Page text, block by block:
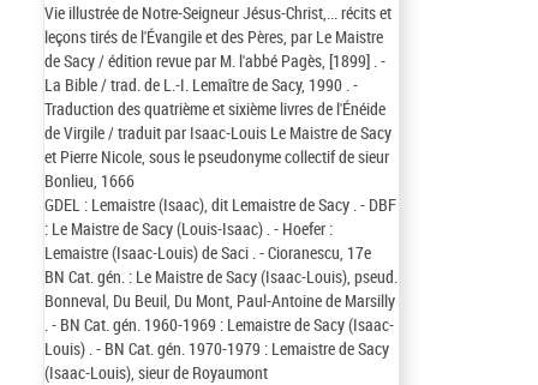
Vie illustrée de Notre-Seigneur Jésus-Christ,... récits et
leçons tirés de l'Évangile et des Pères, par Le Maistre
de Sacy / édition revue par M. l'abbé Pagès, [1899] . -
La Bible / trad. de L.-I. Lemaître de Sacy, 1990 . -
Traduction des quatrième et sixième livres de l'Énéide
de Virgile / traduit par Isaac-Louis Le Maistre de Sacy
et Pierre Nicole, sous le pseudonyme collectif de sieur
Bonlieu, 1666
GDEL : Lemaistre (Isaac), dit Lemaistre de Sacy . - DBF
: Le Maistre de Sacy (Louis-Isaac) . - Hoefer :
Lemaistre (Isaac-Louis) de Saci . - Cioranescu, 17e
BN Cat. gén. : Le Maistre de Sacy (Isaac-Louis), pseud.
Bonneval, Du Beuil, Du Mont, Paul-Antoine de Marsilly
. - BN Cat. gén. 1960-1969 : Lemaistre de Sacy (Isaac-
Louis) . - BN Cat. gén. 1970-1979 : Lemaistre de Sacy
(Isaac-Louis), sieur de Royaumont